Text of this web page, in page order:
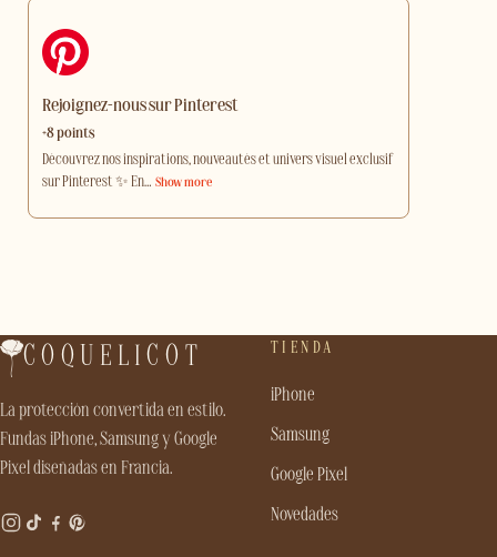
Rejoignez-nous sur Pinterest
+8 points
Découvrez nos inspirations, nouveautés et univers visuel exclusif
sur Pinterest ✨ En… Show more
COQUELICOT
La protección convertida en estilo.
Fundas iPhone, Samsung y Google
Pixel diseñadas en Francia.
TIENDA
iPhone
Samsung
Google Pixel
Novedades